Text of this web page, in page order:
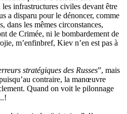
infrastructures civiles devant être
a disparu pour le dénoncer, comme
dans les mêmes circonstances,
de Crimée, ni le bombardement de
m’enfinbref, Kiev n’en est pas à
stratégiques des Russes”, mais
contraire, la manœuvre
Quand on voit le pilonnage